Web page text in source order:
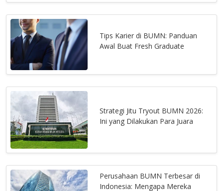
Tips Karier di BUMN: Panduan
Awal Buat Fresh Graduate
Strategi Jitu Tryout BUMN 2026:
Ini yang Dilakukan Para Juara
Perusahaan BUMN Terbesar di
Indonesia: Mengapa Mereka